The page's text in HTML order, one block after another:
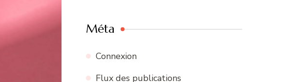
Méta
Connexion
Flux des publications